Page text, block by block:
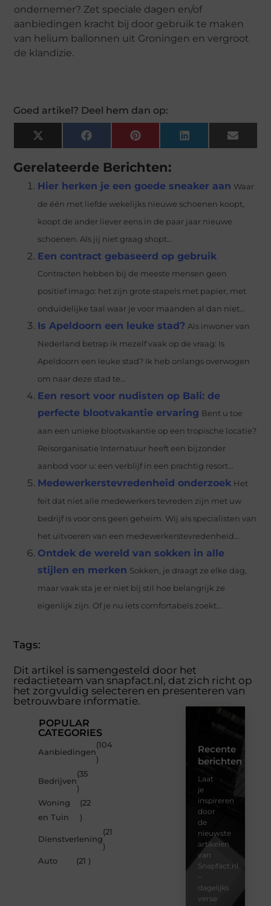
ondernemer? Zet speciale dagen en/of
aanbiedingen kracht bij door gebruik te maken
van helium ballonnen uit Groningen en vergroot
de klandizie.
Goed artikel? Deel hem dan op:
X
(Twitter)
FacebookPinterestLinkedInEmail
Gerelateerde Berichten:
Hier herken je een goede sneaker aan Waar
de één met liefde wekelijks nieuwe schoenen koopt,
koopt de ander liever eens in de paar jaar nieuwe
schoenen. Als jij niet graag shopt...
Een contract gebaseerd op gebruik
Contracten hebben bij de meeste mensen geen
positief imago: het zijn grote stapels met papier, met
onduidelijke taal waar je voor maanden al dan niet...
Is Apeldoorn een leuke stad? Als inwoner van
Nederland betrap ik mezelf vaak op de vraag: Is
Apeldoorn een leuke stad? Ik heb onlangs overwogen
om naar deze stad te...
Een resort voor nudisten op Bali: de
perfecte blootvakantie ervaring Bent u toe
aan een unieke blootvakantie op een tropische locatie?
Reisorganisatie Internatuur heeft een bijzonder
aanbod voor u: een verblijf in een prachtig resort...
Medewerkerstevredenheid onderzoek Het
feit dat niet alle medewerkers tevreden zijn met uw
bedrijf is voor ons geen geheim. Wij als specialisten van
het uitvoeren van een medewerkerstevredenheid...
Ontdek de wereld van sokken in alle
stijlen en merken Sokken, je draagt ze elke dag,
maar vaak sta je er niet bij stil hoe belangrijk ze
eigenlijk zijn. Of je nu iets comfortabels zoekt...
Tags:
Dit artikel is samengesteld door het
redactieteam van snapfact.nl, dat zich richt op
het zorgvuldig selecteren en presenteren van
betrouwbare informatie.
POPULAR
CATEGORIES
Aanbiedingen
(104
)
Bedrijven
(35
)
Woning
en Tuin
(22
)
Dienstverlening
(21
)
Auto
(21 )
Recente
berichten
Laat
je
inspireren
door
de
nieuwste
artikelen
van
Snapfact.nl
–
dagelijks
verse